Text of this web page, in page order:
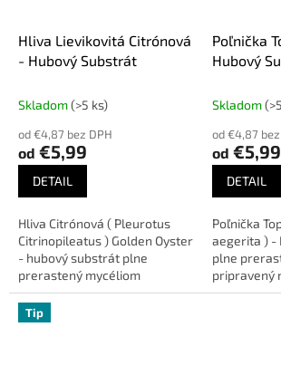
Hliva Lievikovitá Citrónová
- Hubový Substrát
Skladom(>5 ks)
od €4,87 bez DPH
od €5,99
DETAIL
Hliva Citrónová ( Pleurotus
Citrinopileatus ) Golden Oyster
- hubový substrát plne
prerastený mycéliom
pripravený na pestovanie.
Váha substrátu Profi cca -
4,2...
Poľnička
Hubový
Skladom
od €4,87 bez
od €5,99
DETAIL
Poľnička
aegerita ) -
plne
pripravený
Váha
Tip